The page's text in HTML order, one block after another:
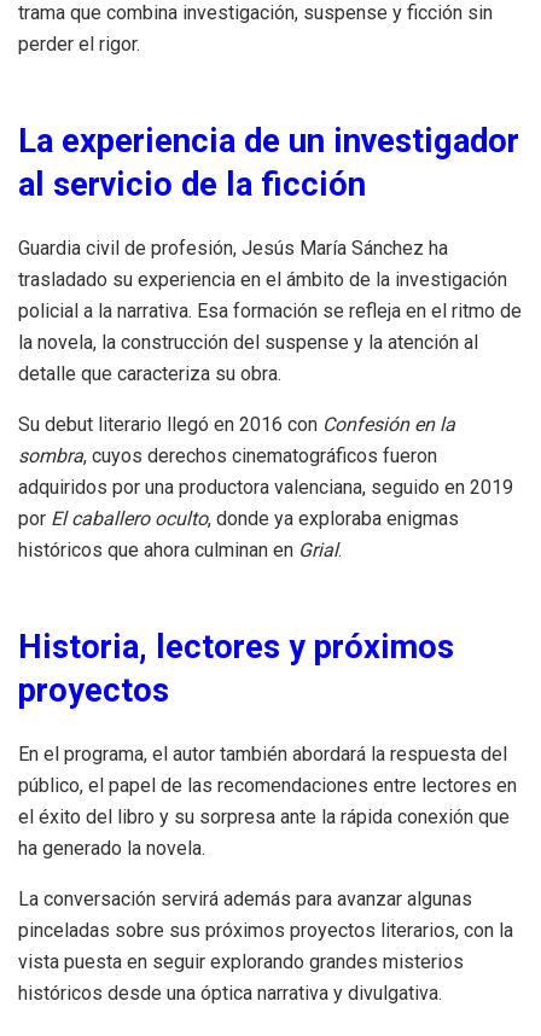
trama que combina investigación, suspense y ficción sin
perder el rigor.
La experiencia de un investigador
al servicio de la ficción
Guardia civil de profesión, Jesús María Sánchez ha
trasladado su experiencia en el ámbito de la investigación
policial a la narrativa. Esa formación se refleja en el ritmo de
la novela, la construcción del suspense y la atención al
detalle que caracteriza su obra.
Su debut literario llegó en 2016 con Confesión en la
sombra, cuyos derechos cinematográficos fueron
adquiridos por una productora valenciana, seguido en 2019
por El caballero oculto, donde ya exploraba enigmas
históricos que ahora culminan en Grial.
Historia, lectores y próximos
proyectos
En el programa, el autor también abordará la respuesta del
público, el papel de las recomendaciones entre lectores en
el éxito del libro y su sorpresa ante la rápida conexión que
ha generado la novela.
La conversación servirá además para avanzar algunas
pinceladas sobre sus próximos proyectos literarios, con la
vista puesta en seguir explorando grandes misterios
históricos desde una óptica narrativa y divulgativa.